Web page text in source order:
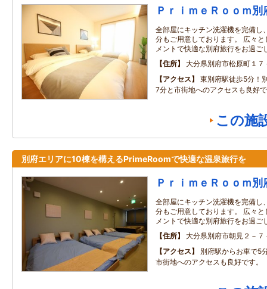
ＰｒｉｍｅＲｏｏｍ
全部屋にキッチン洗濯機を完備し
分もご用意しております。 広々
メントで快適な別府旅行をお過ご
住所
大分県別府市松原町１７
アクセス
東別府駅徒歩5分！
7分と市街地へのアクセスも良好
この施
別府エリアに10棟を構えるPrimeRoomで快適な温泉旅行を
ＰｒｉｍｅＲｏｏｍ
全部屋にキッチン洗濯機を完備し
分もご用意しております。 広々
メントで快適な別府旅行をお過ご
住所
大分県別府市朝見２－７
アクセス
別府駅からお車で5
市街地へのアクセスも良好です。